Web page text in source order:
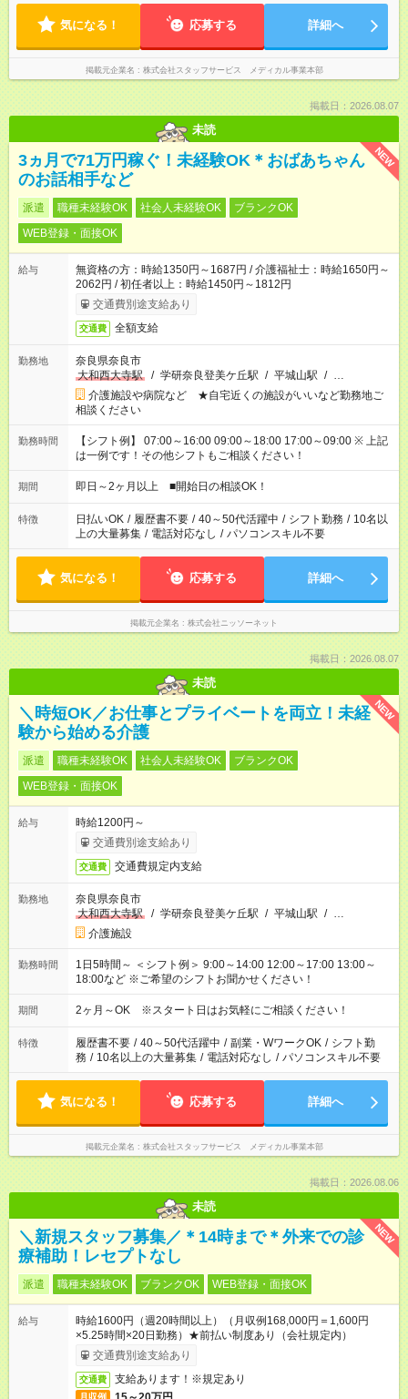
気になる！ 応募する 詳細へ
掲載元企業名 株式会社スタッフサービス メディカル事業本部
掲載日：2026.08.07
未読
NEW
3ヵ月で71万円稼ぐ！未経験OK＊おばあちゃん
のお話相手など
派遣 職種未経験OK 社会人未経験OK
ブランクOK
WEB登録・面接OK
給与
無資格の方：時給1350円～1687円 / 介護福祉士：時給1650円～
2062円 / 初任者以上：時給1450円～1812円
交通費別途支給あり
交通費 全額支給
勤務地
奈良県奈良市
大和西大寺駅
/ 学研奈良登美ケ丘駅 / 平城山駅 / …
介護施設や病院など ★自宅近くの施設がいいなど勤務地ご
相談ください
勤務時間
【シフト例】 07:00～16:00 09:00～18:00 17:00～09:00 ※ 上記
は一例です！その他シフトもご相談ください！
期間 即日～2ヶ月以上 ■開始日の相談OK！
特徴 日払いOK / 履歴書不要 / 40～50代活躍中 / シフト勤務 / 10名以
上の大量募集 / 電話対応なし / パソコンスキル不要
気になる！ 応募する 詳細へ
掲載元企業名 株式会社ニッソーネット
掲載日：2026.08.07
未読
NEW
＼時短OK／お仕事とプライベートを両立！未経
験から始める介護
派遣 職種未経験OK 社会人未経験OK
ブランクOK
WEB登録・面接OK
給与
時給1200円～
交通費別途支給あり
交通費 交通費規定内支給
勤務地
奈良県奈良市
大和西大寺駅
/ 学研奈良登美ケ丘駅 / 平城山駅 / …
介護施設
勤務時間
1日5時間～ ＜シフト例＞ 9:00～14:00 12:00～17:00 13:00～
18:00など ※ご希望のシフトお聞かせください！
期間 2ヶ月～OK ※スタート日はお気軽にご相談ください！
特徴 履歴書不要 / 40～50代活躍中 / 副業・WワークOK / シフト勤
務 / 10名以上の大量募集 / 電話対応なし / パソコンスキル不要
気になる！ 応募する 詳細へ
掲載元企業名 株式会社スタッフサービス メディカル事業本部
掲載日：2026.08.06
未読
NEW
＼新規スタッフ募集／＊14時まで＊外来での診
療補助！レセプトなし
派遣 職種未経験OK ブランクOK WEB登録・面接OK
給与
時給1600円（週20時間以上）（月収例168,000円＝1,600円
×5.25時間×20日勤務）★前払い制度あり（会社規定内）
交通費別途支給あり
交通費 支給あります！※規定あり
月収例